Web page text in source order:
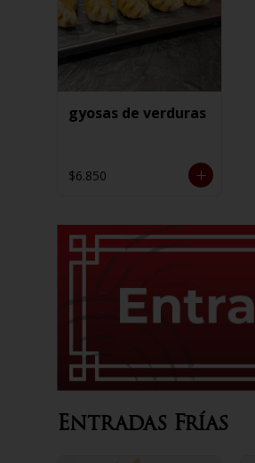
gyosas de verduras
$6.850
Entradas Frías